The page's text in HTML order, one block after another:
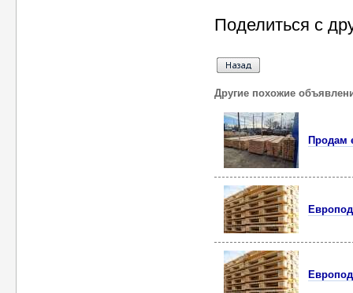
Поделиться с
Другие похожие
Продам